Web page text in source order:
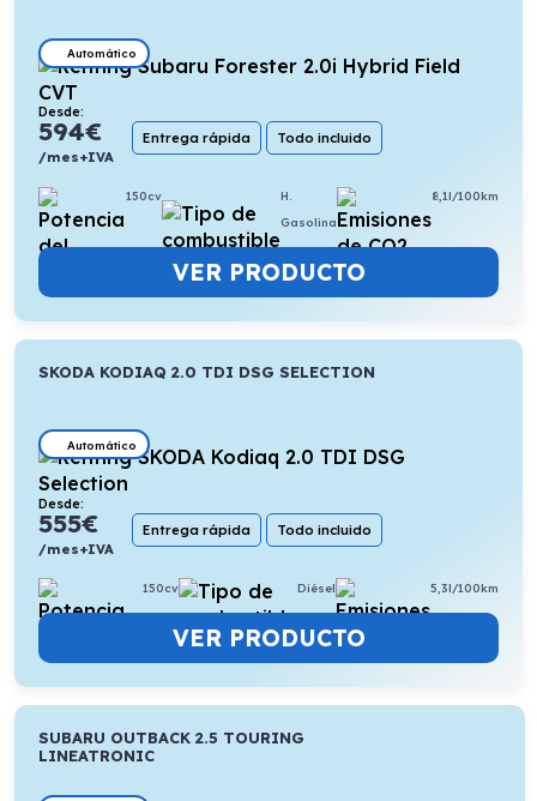
Automático
Desde:
594€
/mes+IVA
Entrega rápida Todo incluido
150cv
H.
Gasolina
8,1l/100km
VER PRODUCTO
SKODA KODIAQ 2.0 TDI DSG SELECTION
Automático
Desde:
555€
/mes+IVA
Entrega rápida Todo incluido
150cv Diésel 5,3l/100km
VER PRODUCTO
SUBARU OUTBACK 2.5 TOURING
LINEATRONIC